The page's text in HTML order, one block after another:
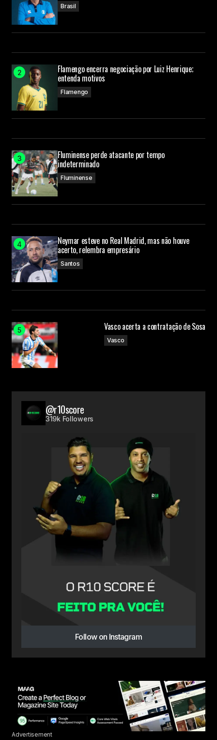
Brasil
Flamengo encerra negociação por Luiz Henrique;
entenda motivos
Flamengo
Fluminense perde atacante por tempo
indeterminado
Fluminense
Neymar esteve no Real Madrid, mas não houve
acerto, relembra empresário
Santos
Vasco acerta a contratação de Sosa
Vasco
@r10score
319k Followers
Follow on Instagram
Advertisement